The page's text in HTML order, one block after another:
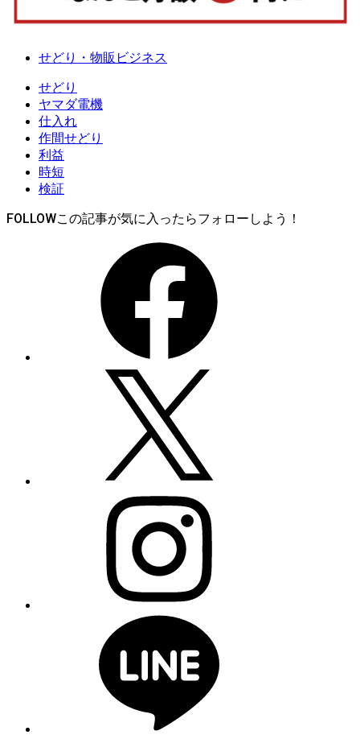
せどり・物販ビジネス
せどり
ヤマダ電機
仕入れ
作間せどり
利益
時短
検証
FOLLOW